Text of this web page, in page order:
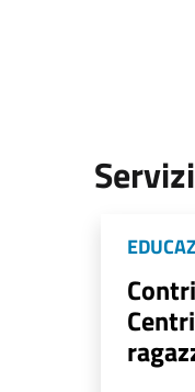
Servizi